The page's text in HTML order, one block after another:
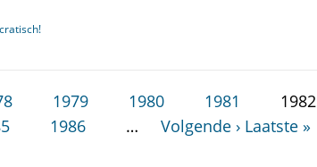
1979 1980 1981
1982
1986 … Volgende › Laatste »